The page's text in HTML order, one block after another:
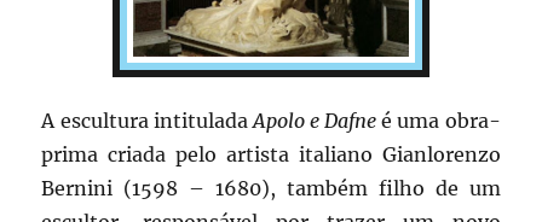
A escultura intituladaApolo e Dafne é uma obra-
prima criada pelo artista italiano Gianlorenzo
Bernini (1598 – 1680), também filho de um